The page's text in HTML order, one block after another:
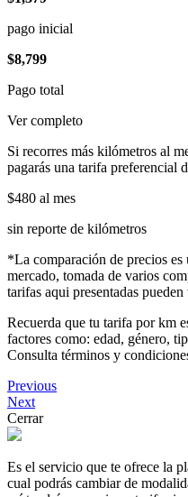
pago inicial
$8,799
Pago total
Ver completo
Si recorres más kilómetros al
pagarás una tarifa preferencial
$480 al mes
sin reporte de kilómetros
*La comparación de precios es
mercado, tomada de varios
tarifas aqui presentadas pueden
Recuerda que tu tarifa por km
factores como: edad, género,
Consulta términos y
Previous
Next
Cerrar
Es el servicio que te ofrece la
cual podrás cambiar de